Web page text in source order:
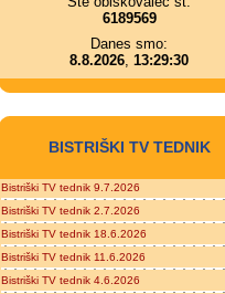
6189569
Danes smo:
8.8.2026, 13:29:30
BISTRIŠKI TV TEDNIK
Bistriški TV tednik 9.7.2026
Bistriški TV tednik 2.7.2026
Bistriški TV tednik 18.6.2026
Bistriški TV tednik 11.6.2026
Bistriški TV tednik 4.6.2026